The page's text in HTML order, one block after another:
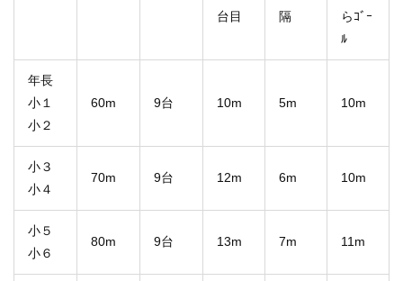
台目
隔
らｺﾞｰ
ﾙ
年長
小１
小２
60m 9台 10m 5m 10m
小３
小４
70m 9台 12m 6m 10m
小５
小６
80m 9台 13m 7m 11m